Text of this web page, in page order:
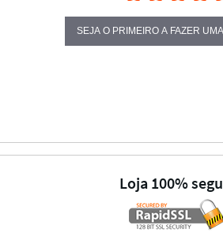
SEJA O PRIMEIRO A FAZER